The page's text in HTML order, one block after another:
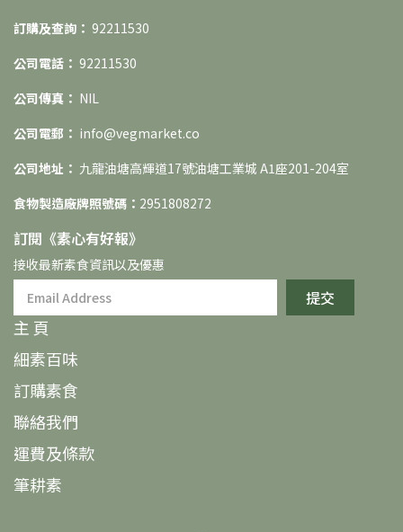
訂購及查詢： 92211530
公司電話： 92211530
公司傳真： NIL
公司電郵： info@vegmarket.co
公司地址： 九龍油塘高輝道17號油塘工業城 A1座201-204室
食物製造廠牌照號碼： 2951808272
訂閱《素⼼有好報》
接收最新素食資訊以及優惠
提交
主 頁
細素百味
訂購素食
聯絡我們
運費及條款
筆耕素